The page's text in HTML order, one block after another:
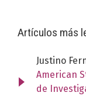
Artículos más
Justino
American
de